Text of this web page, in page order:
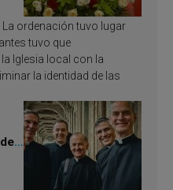
ordenación tuvo lugar
tuvo que
Iglesia local con la
la identidad de las